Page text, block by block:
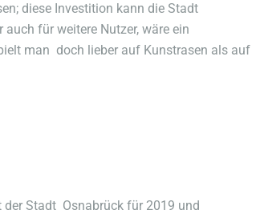
diese Investition kann die Stadt
für weitere Nutzer, wäre ein
man doch lieber auf Kunstrasen als auf
der Stadt Osnabrück für 2019 und